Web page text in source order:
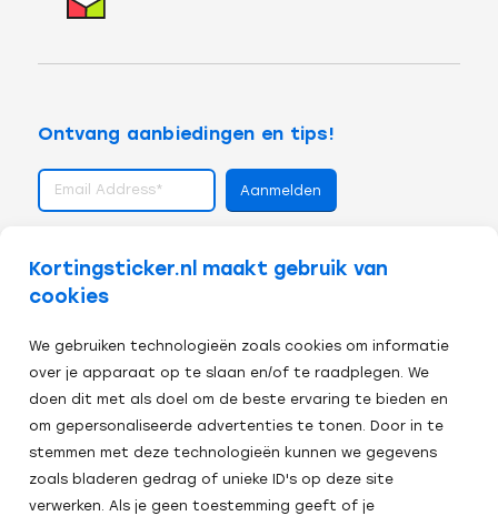
Kortingsticker.nl maakt gebruik van
cookies
We gebruiken technologieën zoals cookies om informatie
over je apparaat op te slaan en/of te raadplegen. We
doen dit met als doel om de beste ervaring te bieden en
om gepersonaliseerde advertenties te tonen. Door in te
stemmen met deze technologieën kunnen we gegevens
zoals bladeren gedrag of unieke ID's op deze site
verwerken. Als je geen toestemming geeft of je
Ontvang aanbiedingen en tips!